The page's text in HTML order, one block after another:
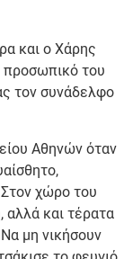
και ο Χάρης
του
τον συνάδελφο
Αθηνών όταν
χώρο του
αλλά και τέρατα
μη νικήσουν